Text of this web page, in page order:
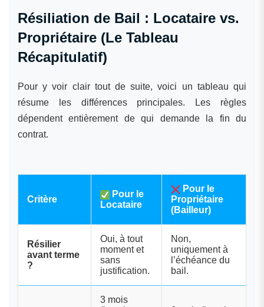
Résiliation de Bail : Locataire vs.
Propriétaire (Le Tableau
Récapitulatif)
Pour y voir clair tout de suite, voici un tableau qui
résume les différences principales. Les règles
dépendent entièrement de qui demande la fin du
contrat.
Critère
Pour le
Locataire
Pour le
Propriétaire
(Bailleur)
Résilier
avant terme
?
Oui, à tout
moment et
sans
justification.
Non,
uniquement à
l’échéance du
bail.
3 mois